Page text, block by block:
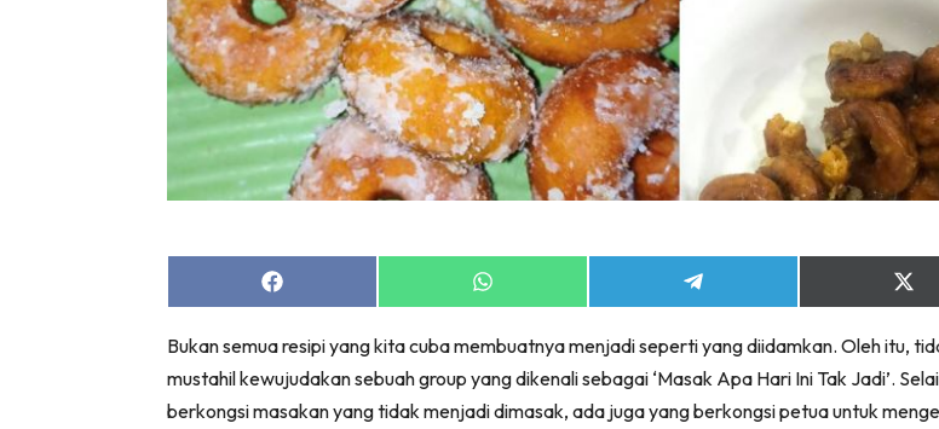
Share
on
Share
on
Share
on
Share
on
Bukan semua resipi yang kita cuba membuatnya menjadi seperti yang diidamkan. Oleh itu,
mustahil kewujudakan sebuah group yang dikenali sebagai ‘Masak Apa Hari Ini Tak Jadi’.
berkongsi masakan yang tidak menjadi dimasak, ada juga yang berkongsi petua untuk